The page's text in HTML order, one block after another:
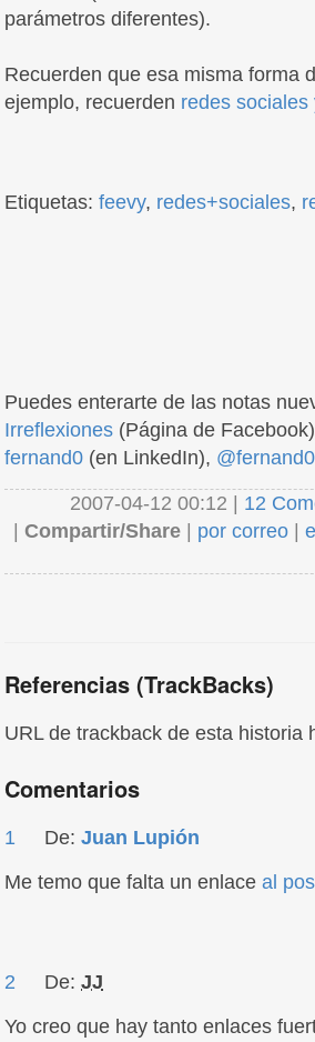
parámetros diferentes).
Recuerden que esa misma forma
ejemplo, recuerden redes
Etiquetas: feevy, redes+sociales,
Puedes enterarte de las notas
Irreflexiones (Página de
fernand0 (en LinkedIn), @fernand0
2007-04-12 00:12 | 12
Compartir/Share por correo
Referencias (TrackBacks)
URL de trackback de esta historia
Comentarios
1 De: Juan Lupión
Me temo que falta un enlace al
2 De: JJ
Yo creo que hay tanto enlaces